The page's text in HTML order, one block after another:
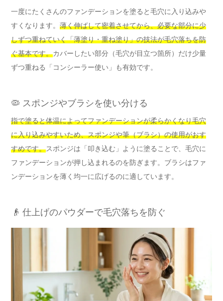
一度にたくさんのファンデーションを塗ると毛穴に入り込みや
すくなります。 薄く伸ばして密着させてから、必要な部分に少
しずつ重ねていく「薄塗り・重ね塗り」の技法が毛穴落ちを防
ぐ基本です。カバーしたい部分（毛穴が目立つ箇所）だけ少量
ずつ重ねる「コンシーラー使い」も有効です。
🦠 スポンジやブラシを使い分ける
指で塗ると体温によってファンデーションが柔らかくなり毛穴
に入り込みやすいため、スポンジや筆（ブラシ）の使用がおす
すめです。スポンジは「叩き込む」ように塗ることで、毛穴に
ファンデーションが押し込まれるのを防ぎます。ブラシはファ
ンデーションを薄く均一に広げるのに適しています。
👴 仕上げのパウダーで毛穴落ちを防ぐ